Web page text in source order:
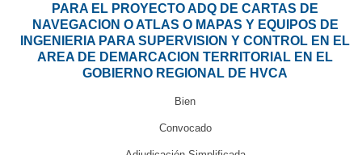
PARA EL PROYECTO ADQ DE CARTAS DE
NAVEGACION O ATLAS O MAPAS Y EQUIPOS DE
INGENIERIA PARA SUPERVISION Y CONTROL EN EL
AREA DE DEMARCACION TERRITORIAL EN EL
GOBIERNO REGIONAL DE HVCA
Bien
Convocado